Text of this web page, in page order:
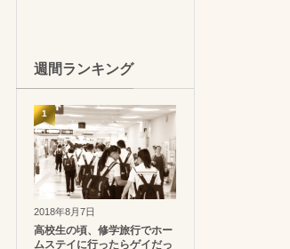
週間ランキング
2018年8月7日
高校生の頃、修学旅行でホー
ムステイに行ったらゲイだっ
1